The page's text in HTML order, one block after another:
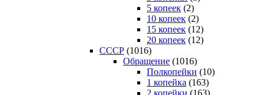
5 копеек (2)
10 копеек (2)
15 копеек (12)
20 копеек (12)
СССР (1016)
Обращение (1016)
Полкопейки (10)
1 копейка (163)
2 копейки (163)